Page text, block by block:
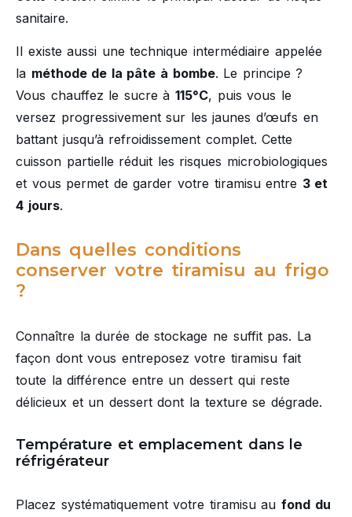
sanitaire.
Il existe aussi une technique intermédiaire appelée
la méthode de la pâte à bombe. Le principe ?
Vous chauffez le sucre à115°C, puis vous le
versez progressivement sur les jaunes d’œufs en
battant jusqu’à refroidissement complet. Cette
cuisson partielle réduit les risques microbiologiques
et vous permet de garder votre tiramisu entre 3 et
4 jours.
Dans quelles conditions
conserver votre tiramisu au frigo
?
Connaître la durée de stockage ne suffit pas. La
façon dont vous entreposez votre tiramisu fait
toute la différence entre un dessert qui reste
délicieux et un dessert dont la texture se dégrade.
Température et emplacement dans le
réfrigérateur
Placez systématiquement votre tiramisu au fond du